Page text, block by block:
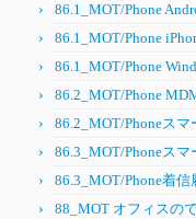
86.1_MOT/Phone
86.1_MOT/Phone
86.1_MOT/Phone
86.2_MOT/Phone
86.2_MOT/Phoneス
86.3_MOT/Phoneス
86.3_MOT/Phone着信
88_MOT オフィスの